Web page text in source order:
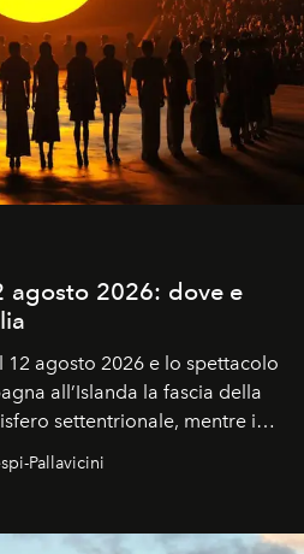
agosto 2026: dove e
12 agosto 2026 e lo spettacolo
all’Islanda la fascia della
settentrionale, mentre in
ma particolarmente
città favorite e regole per
Pallavicini